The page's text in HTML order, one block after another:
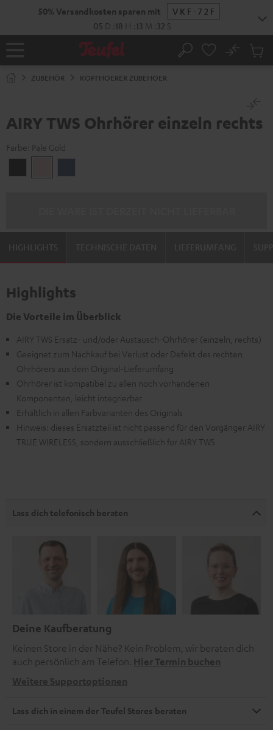
50% Versandkosten sparen mit
VKF-72F
05 D 18 H 13 M 32 S
Startseite Suche
No
ZUBEHÖR KOPFHOERER ZUBEHOER
AIRY TWS Ohrhörer einzeln rechts
Farbe: Pale Gold
Black Gold
HIGHLIGHTS
Highlights
Die Vorteile im Überblick
AIRY TWS Ersatz- und/oder Austausch-Ohrhörer (einzeln, rechts)
Geeignet zum Nachkauf bei Verlust oder Defekt des rechten
Ohrhörers aus dem Original-Lieferumfang
Ohrhörer ist kompatibel zu allen noch vorhandenen
Komponenten, leicht integrierbar
Erhältlich in allen Farbvarianten des Originals
Hinweis: dieses Ersatzteil ist nicht passend für den Vorgänger AIRY
TRUE WIRELESS, sondern ausschließlich für AIRY TWS
Lass dich telefonisch beraten
Deine Kaufberatung
Keinen Store in der Nähe? Kein Problem, wir beraten dich
auch persönlich am Telefon. Hier Termin buchen
Weitere Supportoptionen
Lass dich in einem der Teufel Stores beraten